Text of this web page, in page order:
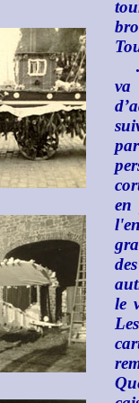
va
en
le